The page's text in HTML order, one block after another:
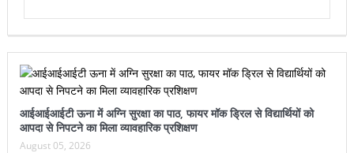
आईआईआईटी ऊना में अग्नि सुरक्षा का पाठ, फायर मॉक ड्रिल से विद्यार्थियों को
आपदा से निपटने का मिला व्यावहारिक प्रशिक्षण
August 05, 2026